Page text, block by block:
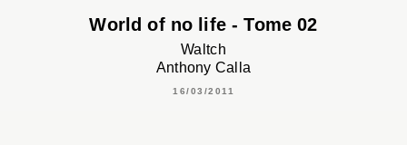
World of no life - Tome 02
Waltch
Anthony Calla
16/03/2011